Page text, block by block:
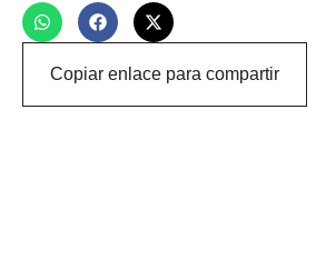
Copiar enlace para compartir